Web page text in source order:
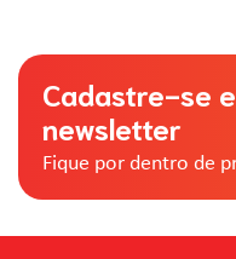
Cadastre-se
newsletter
Fique por dentro de